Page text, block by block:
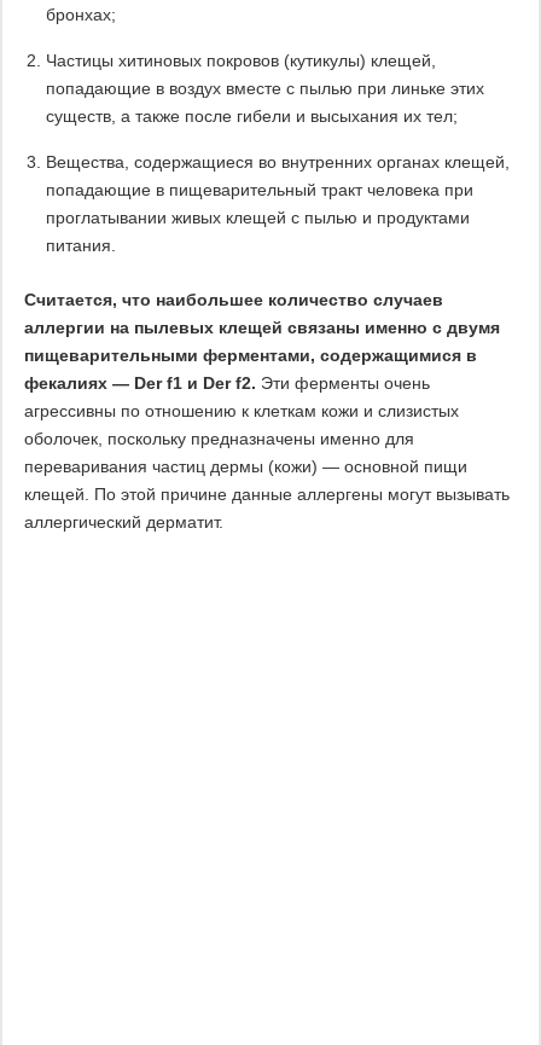
бронхах;
Частицы хитиновых покровов (кутикулы) клещей,
попадающие в воздух вместе с пылью при линьке этих
существ, а также после гибели и высыхания их тел;
Вещества, содержащиеся во внутренних органах клещей,
попадающие в пищеварительный тракт человека при
проглатывании живых клещей с пылью и продуктами
питания.
Считается, что наибольшее количество случаев
аллергии на пылевых клещей связаны именно с двумя
пищеварительными ферментами, содержащимися в
фекалиях — Der f1 и Der f2. Эти ферменты очень
агрессивны по отношению к клеткам кожи и слизистых
оболочек, поскольку предназначены именно для
переваривания частиц дермы (кожи) — основной пищи
клещей. По этой причине данные аллергены могут вызывать
аллергический дерматит.